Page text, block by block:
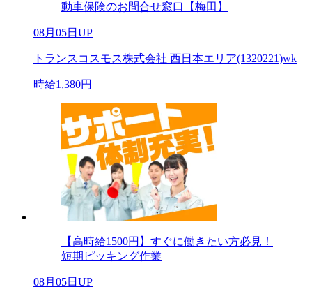
動車保険のお問合せ窓口【梅田】
08月05日UP
トランスコスモス株式会社 西日本エリア(1320221)wk
時給1,380円
【高時給1500円】すぐに働きたい方必見！
短期ピッキング作業
08月05日UP